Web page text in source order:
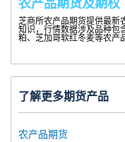
农产品期货及期权
芝商所农产品期货提供最新
知识，行情数据涉及品种包
粕、芝加哥软红冬麦等农产
了解更多期货产品
农产品期货